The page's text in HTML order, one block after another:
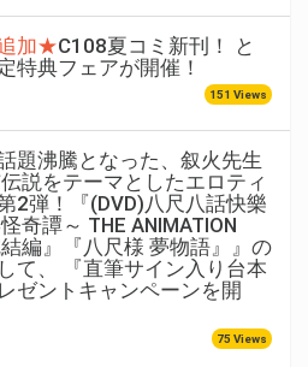
加★C108夏コミ新刊！ と
特典フェアが開催！
151 Views
題沸騰となった、叙火先生
説をテーマとしたエロティ
2弾！『(DVD)八尺八話快樂
奇譚～ THE ANIMATION
結編』『八尺様 夢物語』』の
て、 『直筆サイン入り台本
ゼントキャンペーンを開
75 Views